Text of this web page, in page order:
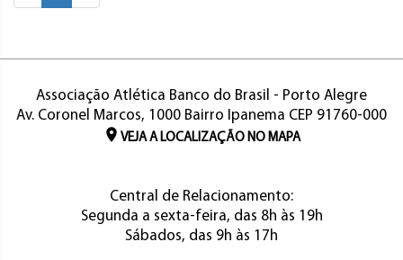
Associação Atlética Banco do Brasil - Porto Alegre
Av. Coronel Marcos, 1000 Bairro Ipanema CEP 91760-000
VEJA A LOCALIZAÇÃO NO MAPA
Central de Relacionamento:
Segunda a sexta-feira, das 8h às 19h
Sábados, das 9h às 17h